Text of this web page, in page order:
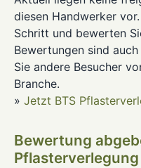
diesen Handwerker
Schritt und bewerten
Bewertungen sind
Sie andere Besucher
Branche.
» Jetzt BTS
Bewertung
Pflasterverlegung